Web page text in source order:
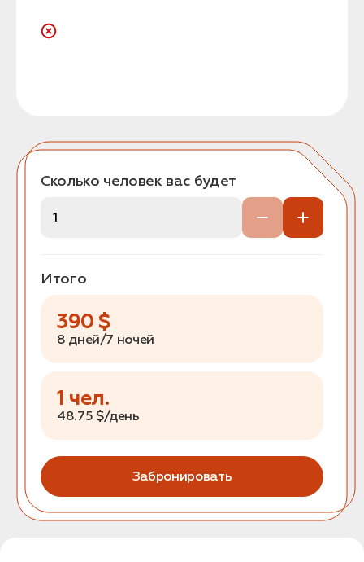
Сколько человек вас будет
Итого
390 $
8 дней/7 ночей
1 чел.
48.75 $/день
Забронировать